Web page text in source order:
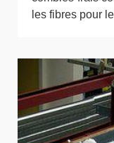
les fibres pour